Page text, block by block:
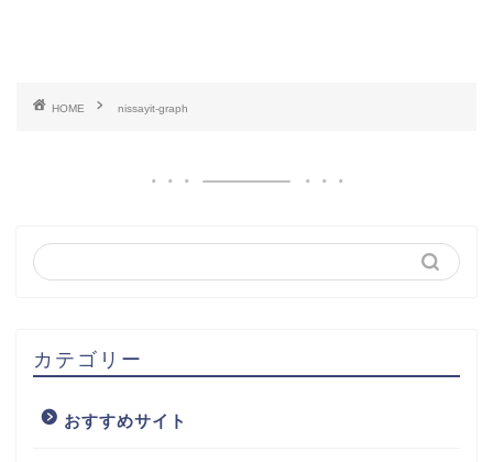
HOME nissayit-graph
カテゴリー
おすすめサイト